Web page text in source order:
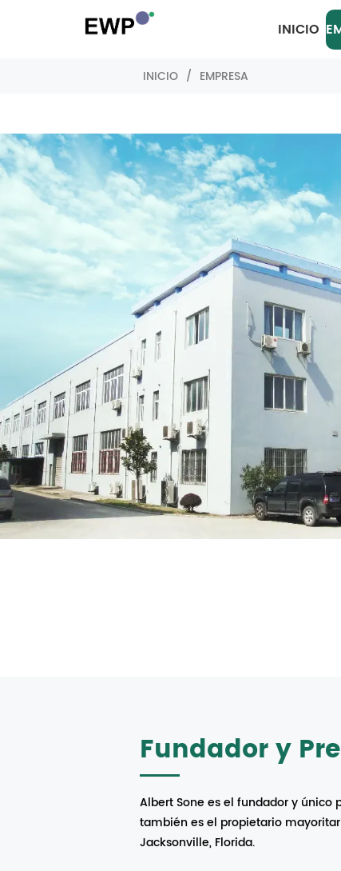
INICIO
INICIO / EMPRESA
Fundador y
Albert Sone es el fundador y único
también es el propietario
Jacksonville, Florida.